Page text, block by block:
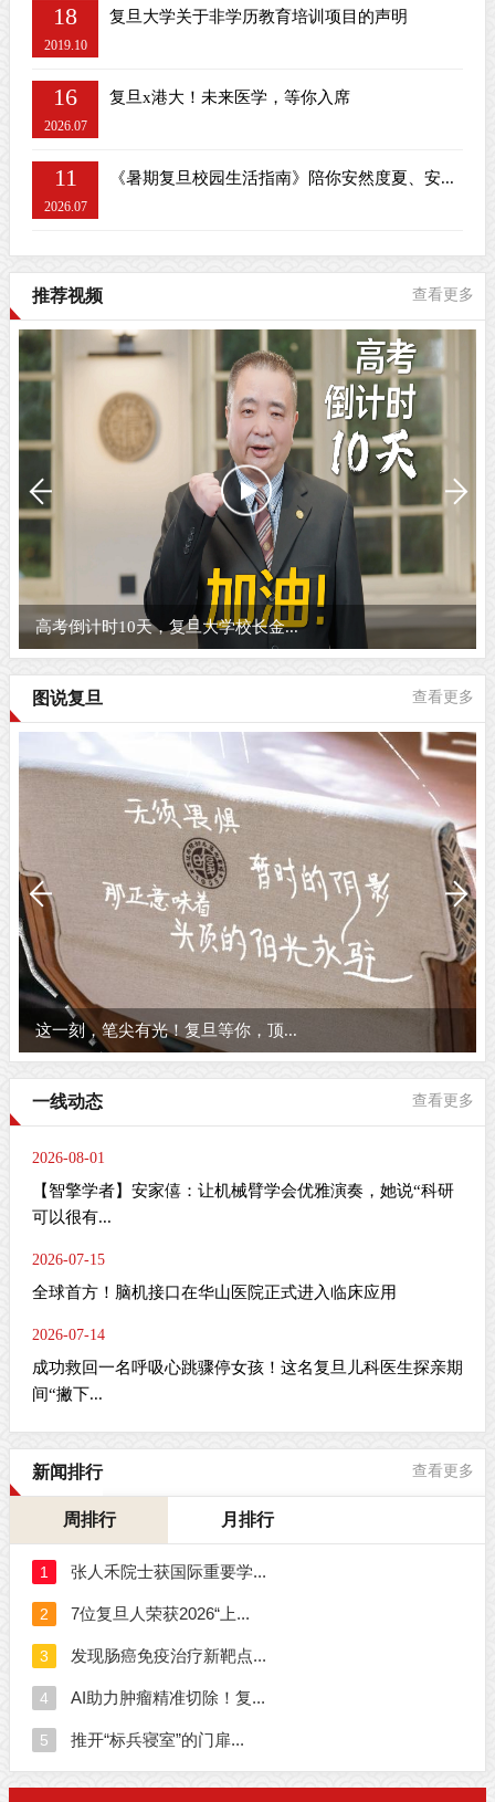
18
2019.10
复旦大学关于非学历教育培训项目的声明
16
2026.07
复旦x港大！未来医学，等你入席
11
2026.07
《暑期复旦校园生活指南》陪你安然度夏、安...
推荐视频 查看更多
高考倒计时10天，复旦大学校长金...
图说复旦 查看更多
这一刻，笔尖有光！复旦等你，顶...
一线动态 查看更多
2026-08-01
【智擎学者】安家僖：让机械臂学会优雅演奏，她说“科研
可以很有...
2026-07-15
全球首方！脑机接口在华山医院正式进入临床应用
2026-07-14
成功救回一名呼吸心跳骤停女孩！这名复旦儿科医生探亲期
间“撇下...
新闻排行 查看更多
周排行 月排行